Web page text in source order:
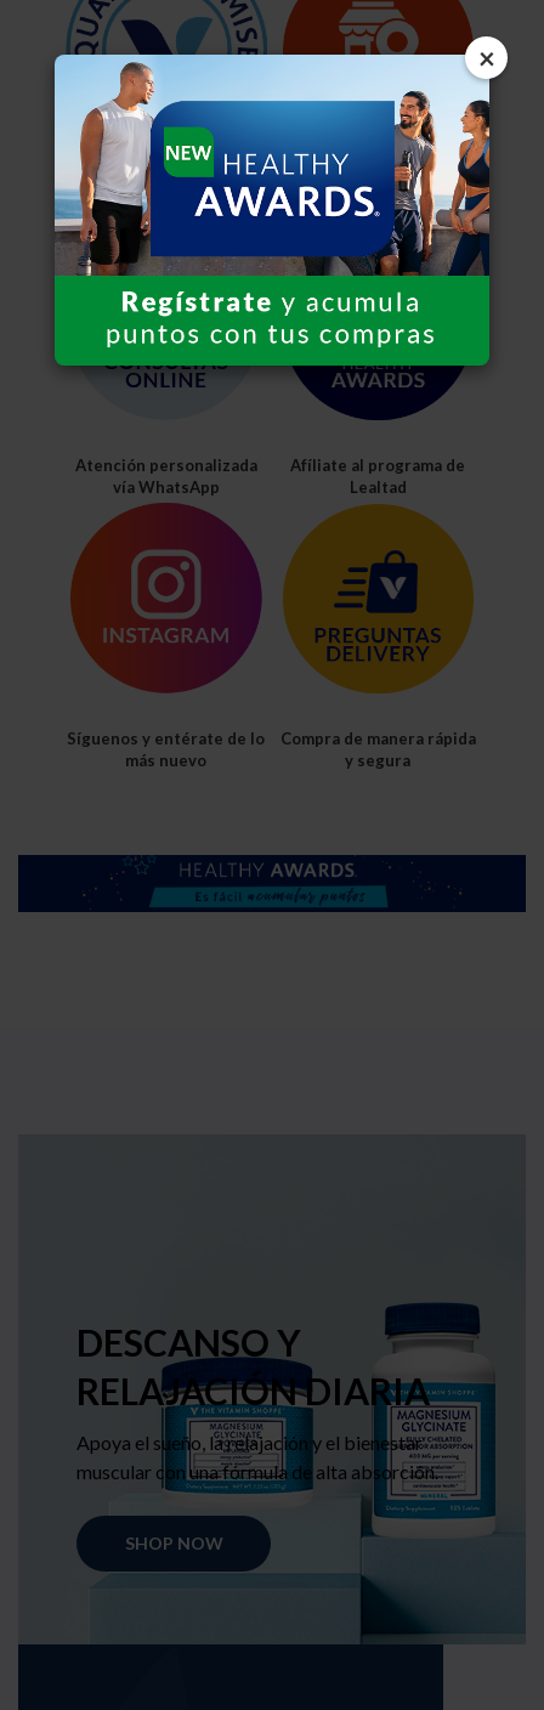
×
Compra nuestras marcas
propias
Visita nuestras
sucursales
Atención personalizada
vía WhatsApp
Afíliate al programa de
Lealtad
Síguenos y entérate de lo
más nuevo
Compra de manera rápida
y segura
DESCANSO Y
RELAJACIÓN DIARIA
Apoya el sueño, la relajación y el bienestar
muscular con una fórmula de alta absorción.
SHOP NOW